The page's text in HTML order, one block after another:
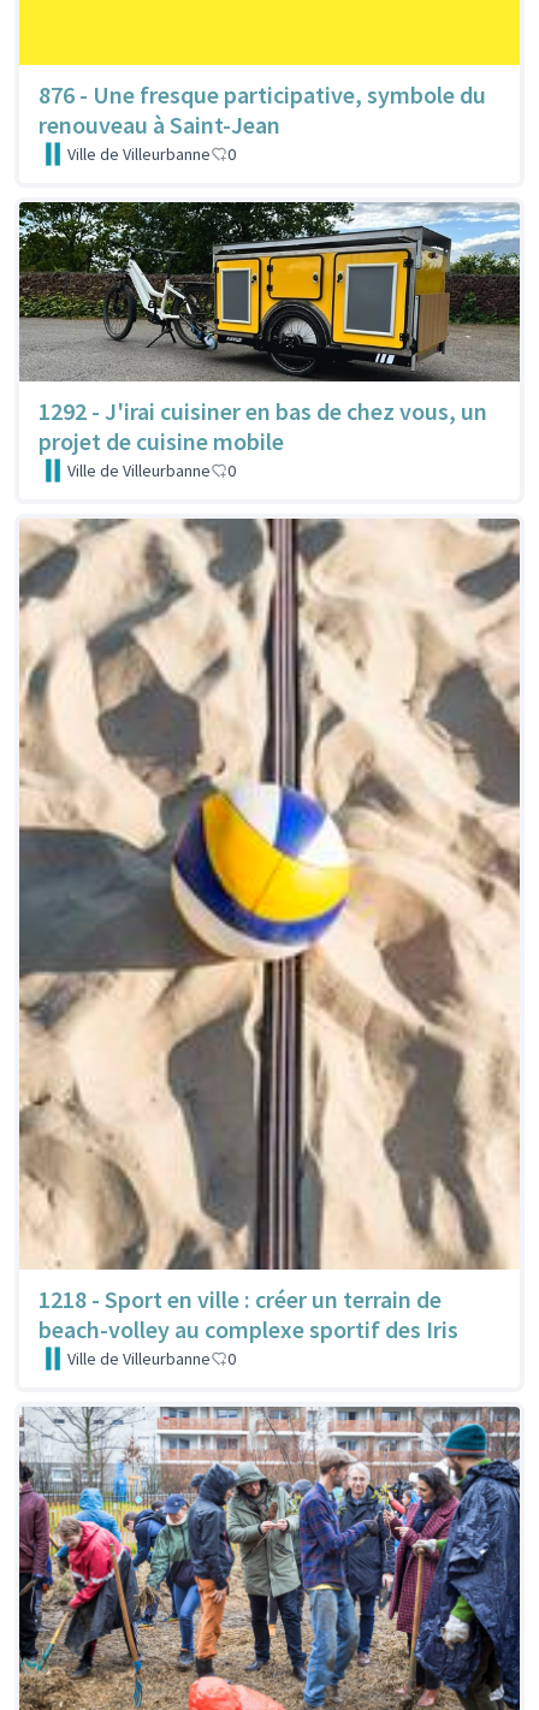
876 - Une fresque participative, symbole du
renouveau à Saint-Jean
Ville de Villeurbanne 0
1292 - J'irai cuisiner en bas de chez vous, un
projet de cuisine mobile
Ville de Villeurbanne 0
1218 - Sport en ville : créer un terrain de
beach-volley au complexe sportif des Iris
Ville de Villeurbanne 0